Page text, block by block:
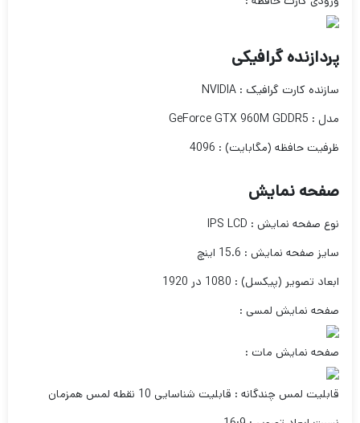
پردازنده گرافیکی
سازنده کارت گرافیک : NVIDIA
مدل : GeForce GTX 960M GDDR5
ظرفیت حافظه (مگابایت) : 4096
صفحه نمایش
نوع صفحه نمایش : IPS LCD
سایز صفحه نمایش : 15.6 اینچ
ابعاد تصویر (پیکسل) : 1080 در 1920
صفحه نمایش لمسی :
صفحه نمایش مات :
قابلیت لمس چندگانه : قابلیت شناسایی 10 نقطه لمس همزمان